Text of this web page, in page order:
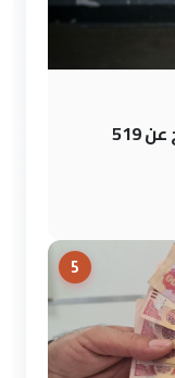
بينهم مشمولون بالعفو.. الإفراج عن 519
5